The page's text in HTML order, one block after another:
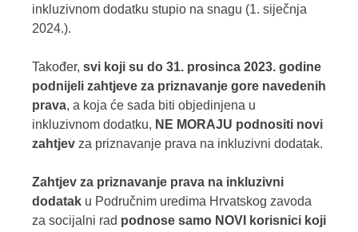
inkluzivnom dodatku stupio na snagu (1. siječnja
2024.).
Također, svi koji su do 31. prosinca 2023. godine
podnijeli zahtjeve za priznavanje gore navedenih
prava, a koja će sada biti objedinjena u
inkluzivnom dodatku, NE MORAJU podnositi novi
zahtjev za priznavanje prava na inkluzivni dodatak.
Zahtjev za priznavanje prava na inkluzivni
dodatak u Područnim uredima Hrvatskog zavoda
za socijalni rad podnose samo NOVI korisnici koji